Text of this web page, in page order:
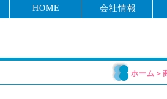
HOME 会社情報
ホーム ＞